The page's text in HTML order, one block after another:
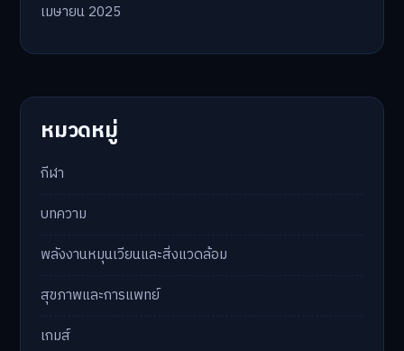
เมษายน 2025
หมวดหมู่
กีฬา
บทความ
พลังงานหมุนเวียนและสิ่งแวดล้อม
สุขภาพและการแพทย์
เกมส์